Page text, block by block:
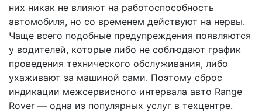
них никак не влияют на работоспособность
автомобиля, но со временем действуют на нервы.
Чаще всего подобные предупреждения появляются
у водителей, которые либо не соблюдают график
проведения технического обслуживания, либо
ухаживают за машиной сами. Поэтому сброс
индикации межсервисного интервала авто Range
Rover — одна из популярных услуг в техцентре.